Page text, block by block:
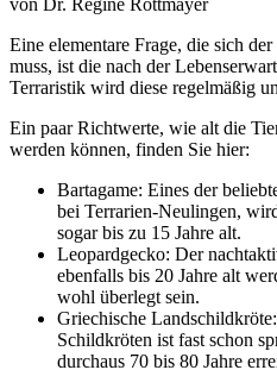
Eine elementare Frage, die sich
muss, ist die nach der
Terraristik wird diese regelmäßig
Ein paar Richtwerte, wie alt die
werden können, finden Sie hier:
Bartagame: Eines der
bei Terrarien-Neulingen,
sogar bis zu 15 Jahre alt.
Leopardgecko: Der
ebenfalls bis 20 Jahre alt
wohl überlegt sein.
Griechische
Schildkröten ist fast schon
durchaus 70 bis 80 Jahre